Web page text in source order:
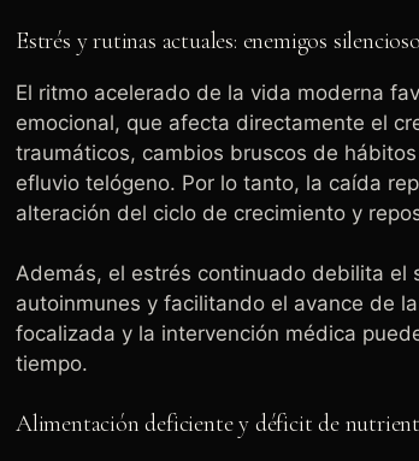
Estrés y rutinas actuales: enemigos
El ritmo acelerado de la vida moderna
emocional, que afecta directamente el
traumáticos, cambios bruscos de
efluvio telógeno. Por lo tanto, la caída
alteración del ciclo de crecimiento y
Además, el estrés continuado debilita el
autoinmunes y facilitando el avance de
focalizada y la intervención médica
tiempo.
Alimentación deficiente y déficit de